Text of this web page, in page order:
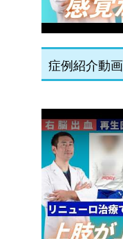
症例紹介動